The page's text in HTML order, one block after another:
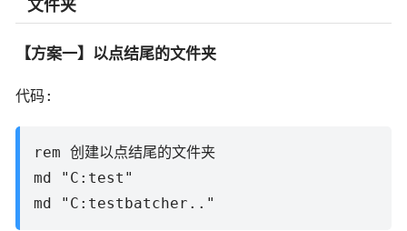
文件夹
【方案一】以点结尾的文件夹
代码:
rem 创建以点结尾的文件夹
md "C:test"
md "C:testbatcher.."